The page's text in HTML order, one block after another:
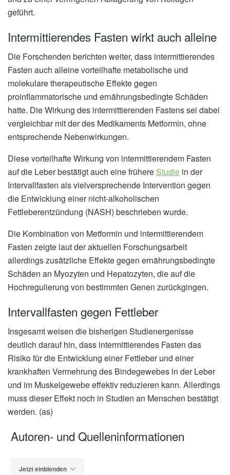
geführt.
Intermittierendes Fasten wirkt auch alleine
Die Forschenden berichten weiter, dass intermittierendes
Fasten auch alleine vorteilhafte metabolische und
molekulare therapeutische Effekte gegen
proinflammatorische und ernährungsbedingte Schäden
hatte. Die Wirkung des intermittierenden Fastens sei dabei
vergleichbar mit der des Medikaments Metformin, ohne
entsprechende Nebenwirkungen.
Diese vorteilhafte Wirkung von intermittierendem Fasten
auf die Leber bestätigt auch eine frühere Studie in der
Intervallfasten als vielversprechende Intervention gegen
die Entwicklung einer nicht-alkoholischen
Fettleberentzündung (NASH) beschrieben wurde.
Die Kombination von Metformin und intermittierendem
Fasten zeigte laut der aktuellen Forschungsarbeit
allerdings zusätzliche Effekte gegen ernährungsbedingte
Schäden an Myozyten und Hepatozyten, die auf die
Hochregulierung von bestimmten Genen zurückgingen.
Intervallfasten gegen Fettleber
Insgesamt weisen die bisherigen Studienergenisse
deutlich darauf hin, dass intermittierendes Fasten das
Risiko für die Entwicklung einer Fettleber und einer
krankhaften Vermehrung des Bindegewebes in der Leber
und im Muskelgewebe effektiv reduzieren kann. Allerdings
muss dieser Effekt noch in Studien an Menschen bestätigt
werden. (as)
Autoren- und Quelleninformationen
Jetzt einblenden